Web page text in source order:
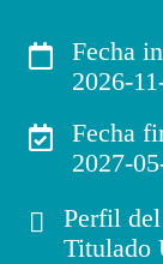
Fecha
2026-
Fecha
2027-
Perfil
Titulado